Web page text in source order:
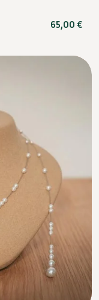
65,00 €